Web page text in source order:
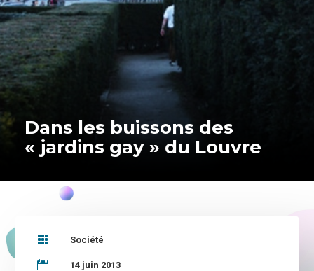
Dans les buissons des
« jardins gay » du Louvre
 Société
 14 juin 2013